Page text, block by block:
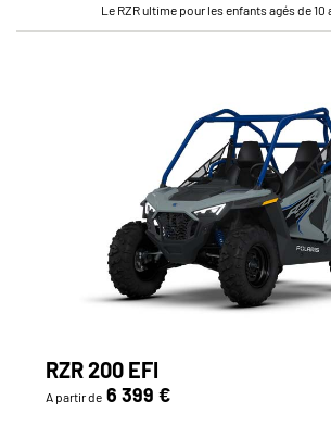
Le RZR ultime pour les enfants agés de 10
RZR 200 EFI
A partir de 6 399 €